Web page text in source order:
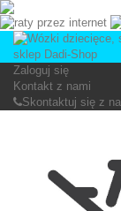
Zaloguj się
Kontakt z nami
Skontaktuj się z